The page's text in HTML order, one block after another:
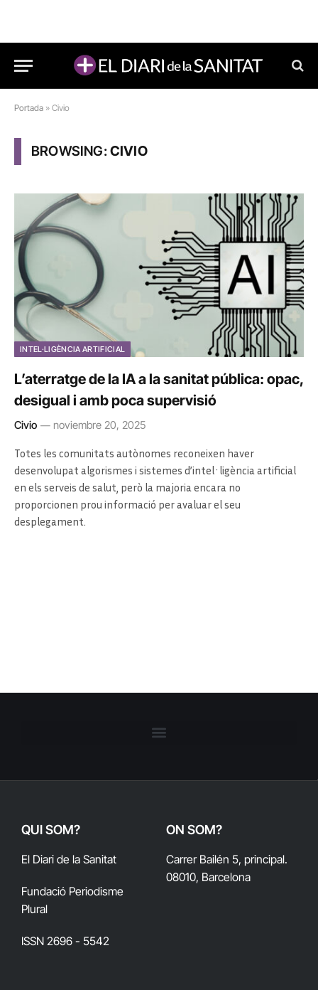
Portada » Civio
BROWSING:CIVIO
INTEL·LIGÈNCIA ARTIFICIAL
L’aterratge de la IA a la sanitat pública: opac,
desigual i amb poca supervisió
Civio noviembre 20, 2025
Totes les comunitats autònomes reconeixen haver
desenvolupat algorismes i sistemes d’intel·ligència artificial
en els serveis de salut, però la majoria encara no
proporcionen prou informació per avaluar el seu
desplegament.
QUI SOM?
El Diari de la Sanitat
Fundació Periodisme
Plural
ISSN 2696 - 5542
ON SOM?
Carrer Bailén 5, principal.
08010, Barcelona